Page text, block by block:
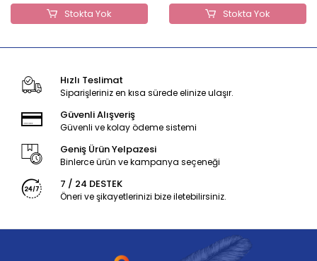
Stokta Yok Stokta Yok
Hızlı Teslimat
Siparişleriniz en kısa sürede elinize ulaşır.
Güvenli Alışveriş
Güvenli ve kolay ödeme sistemi
Geniş Ürün Yelpazesi
Binlerce ürün ve kampanya seçeneği
7 / 24 DESTEK
Öneri ve şikayetlerinizi bize iletebilirsiniz.